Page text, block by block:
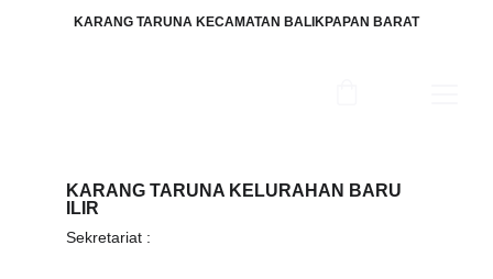
KARANG TARUNA KECAMATAN BALIKPAPAN BARAT
KARANG TARUNA KELURAHAN BARU
ILIR
Sekretariat :